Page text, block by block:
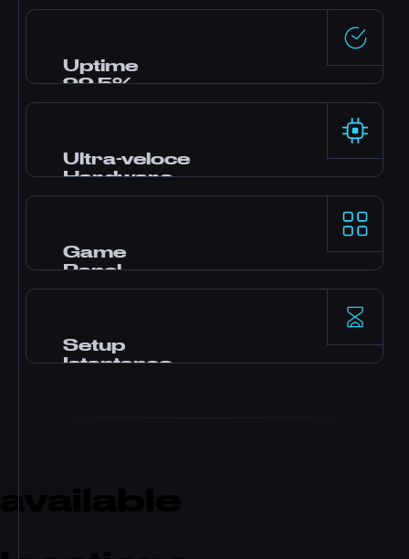
ticket. La maggior parte delle domande
riceve risposta in minuti.
Uptime
99,5%
affidabilità garantita dal nostro SLA.
Ultra-veloce
Hardware
sui game server più esigenti.
Game
Panel
monitoraggio in tempo reale.
Setup
Istantaneo